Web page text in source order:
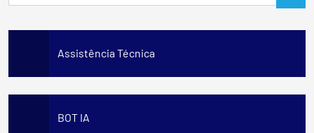
Assistência Técnica
BOT IA